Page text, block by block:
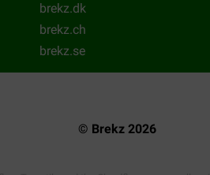
brekz.dk
brekz.ch
brekz.se
© Brekz 2026